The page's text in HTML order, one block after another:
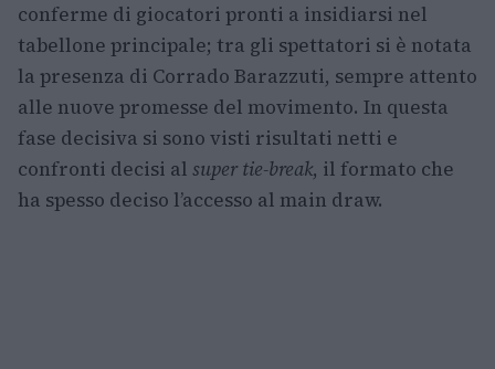
conferme di giocatori pronti a insidiarsi nel
tabellone principale; tra gli spettatori si è notata
la presenza di Corrado Barazzuti, sempre attento
alle nuove promesse del movimento. In questa
fase decisiva si sono visti risultati netti e
confronti decisi al super tie-break, il formato che
ha spesso deciso l’accesso al main draw.